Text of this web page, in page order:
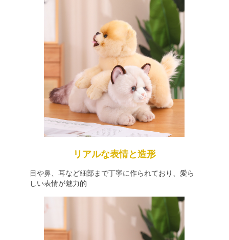
リアルな表情と造形
目や鼻、耳など細部まで丁寧に作られており、愛ら
しい表情が魅力的